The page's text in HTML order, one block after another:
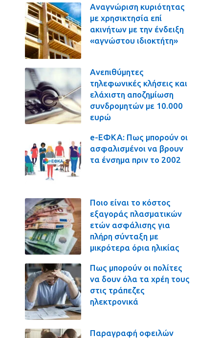
Αναγνώριση κυριότητας
με χρησικτησία επί
ακινήτων με την ένδειξη
«αγνώστου ιδιοκτήτη»
Ανεπιθύμητες
τηλεφωνικές κλήσεις και
ελάχιστη αποζημίωση
συνδρομητών με 10.000
ευρώ
e-ΕΦΚΑ: Πως μπορούν οι
ασφαλισμένοι να βρουν
τα ένσημα πριν το 2002
Ποιο είναι το κόστος
εξαγοράς πλασματικών
ετών ασφάλισης για
πλήρη σύνταξη με
μικρότερα όρια ηλικίας
Πως μπορούν οι πολίτες
να δουν όλα τα χρέη τους
στις τράπεζες
ηλεκτρονικά
Παραγραφή οφειλών